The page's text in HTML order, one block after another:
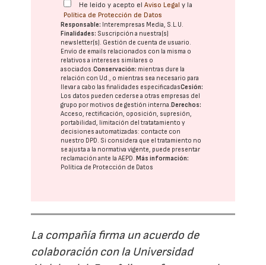
He leído y acepto elAviso Legal y la
Política de Protección de Datos
Responsable: Interempresas Media, S.L.U.
Finalidades: Suscripción a nuestra(s)
newsletter(s). Gestión de cuenta de usuario.
Envío de emails relacionados con la misma o
relativos a intereses similares o
asociados.Conservación: mientras dure la
relación con Ud., o mientras sea necesario para
llevar a cabo las finalidades especificadasCesión:
Los datos pueden cederse a otras empresas del
grupo por motivos de gestión interna. Derechos:
Acceso, rectificación, oposición, supresión,
portabilidad, limitación del tratatamiento y
decisiones automatizadas: contacte con
nuestro DPD. Si considera que el tratamiento no
se ajusta a la normativa vigente, puede presentar
reclamación ante laAEPD. Más información:
Política de Protección de Datos
La compañía firma un acuerdo de
colaboración con la Universidad